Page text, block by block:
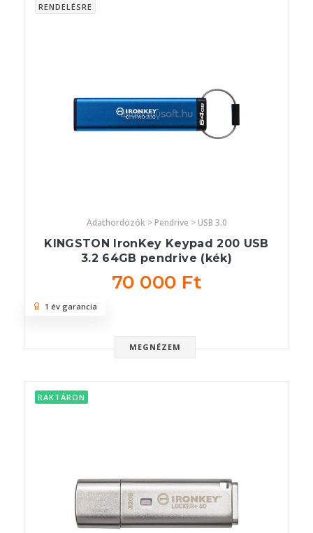
RENDELÉSRE
Adathordozók > Pendrive > USB 3.0
KINGSTON IronKey Keypad 200 USB
3.2 64GB pendrive (kék)
70 000 Ft
MEGNÉZEM
1 év garancia
RAKTÁRON